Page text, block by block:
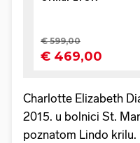
Charlotte Elizabeth
2015. u bolnici St.
poznatom Lindo krilu.